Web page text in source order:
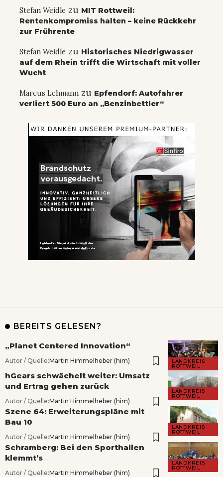
Stefan Weidle zu MIT Rottweil:
Rentenkompromiss halten – keine Rückkehr
zur Frührente
Stefan Weidle zu Historisches Niedrigwasser
auf dem Rhein trifft die Wirtschaft mit voller
Wucht
Marcus Lehmann zu Epfendorf: Autofahrer
verliert 500 Euro an „Benzinbettler“
BEREITS GELESEN?
LANDKREIS
ROTTWEIL
„Planet Centered Innovation“
Autor / Quelle:Martin Himmelheber (him)
LANDKREIS
ROTTWEIL
hGears schwächelt weiter: Umsatz
und Ertrag gehen zurück
Autor / Quelle:Martin Himmelheber (him)
LANDKREIS
ROTTWEIL
Szene 64: Erweiterungspläne mit
Bau 10
Autor / Quelle:Martin Himmelheber (him)
LANDKREIS
ROTTWEIL
Schramberg: Bei den Sporthallen
klemmt’s
Autor / Quelle:Martin Himmelheber (him)